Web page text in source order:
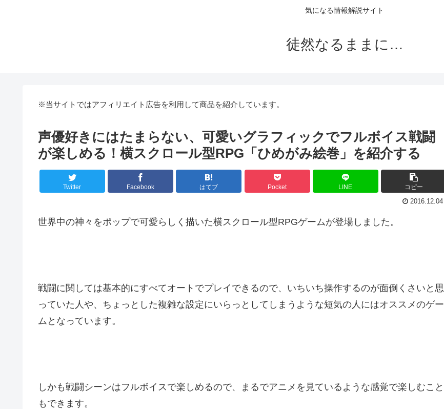
気になる情報解説サイト
徒然なるままに…
※当サイトではアフィリエイト広告を利用して商品を紹介しています。
声優好きにはたまらない、可愛いグラフィックでフルボイス戦闘
が楽しめる！横スクロール型RPG「ひめがみ絵巻」を紹介する
Twitter Facebook はてブ Pocket LINE コピー
2016.12.04
世界中の神々をポップで可愛らしく描いた横スクロール型RPGゲームが登場しました。
戦闘に関しては基本的にすべてオートでプレイできるので、いちいち操作するのが面倒くさいと思
っていた人や、ちょっとした複雑な設定にいらっとしてしまうような短気の人にはオススメのゲー
ムとなっています。
しかも戦闘シーンはフルボイスで楽しめるので、まるでアニメを見ているような感覚で楽しむこと
もできます。